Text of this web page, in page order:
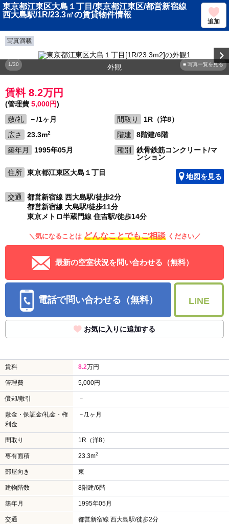
東京都江東区大島１丁目/東京都江東区/都営新宿線
西大島駅/1R/23.3㎡の賃貸物件情報
追加
写真満載
■ 写真一覧を見る
1/30 外観
賃料 8.2万円
(管理費 5,000円)
敷/礼
－/1ヶ月 間取り
1R（洋8）
広さ
23.3m2 階建
8階建/6階
築年月
1995年05月 種別
鉄骨鉄筋コンクリート/マ
ンション
住所
東京都江東区大島１丁目 地図を見る
交通
都営新宿線 西大島駅/徒歩2分
都営新宿線 大島駅/徒歩11分
東京メトロ半蔵門線 住吉駅/徒歩14分
＼気になることは どんなことでもご相談 ください／
最新の空室状況を問い合わせる（無料）
電話で問い合わせる（無料） LINE
お気に入りに追加する
賃料 8.2万円
管理費 5,000円
償却/敷引 －
敷金・保証金/礼金・権
利金
－/1ヶ月
間取り 1R（洋8）
専有面積 23.3m2
部屋向き 東
建物階数 8階建/6階
築年月 1995年05月
交通
都営新宿線 西大島駅/徒歩2分